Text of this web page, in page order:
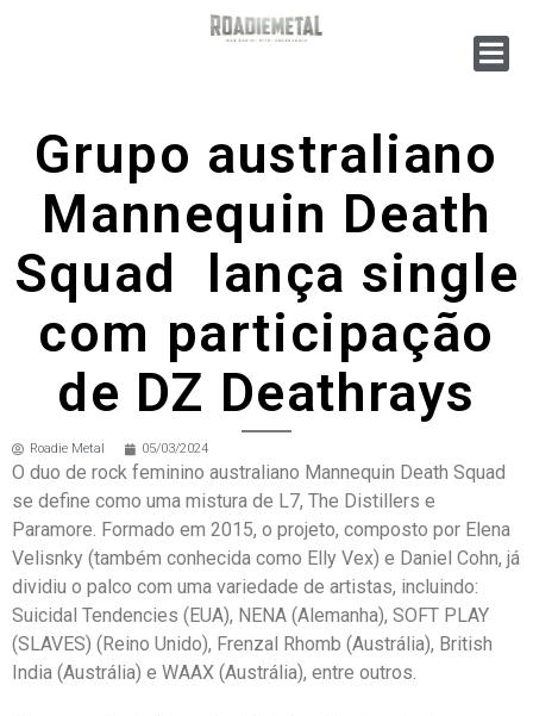
Grupo australiano
Mannequin Death
Squad lança single
com participação
de DZ Deathrays
Roadie Metal 05/03/2024
O duo de rock feminino australiano Mannequin Death Squad
se define como uma mistura de L7, The Distillers e
Paramore. Formado em 2015, o projeto, composto por Elena
Velisnky (também conhecida como Elly Vex) e Daniel Cohn, já
dividiu o palco com uma variedade de artistas, incluindo:
Suicidal Tendencies (EUA), NENA (Alemanha), SOFT PLAY
(SLAVES) (Reino Unido), Frenzal Rhomb (Austrália), British
India (Austrália) e WAAX (Austrália), entre outros.